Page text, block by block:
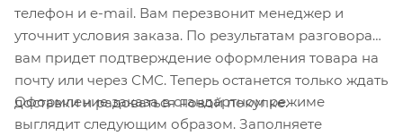
телефон и e-mail. Вам перезвонит менеджер и
уточнит условия заказа. По результатам разговора
вам придет подтверждение оформления товара на
почту или через СМС. Теперь останется только ждать
доставки и радоваться новой покупке.
Оформление заказа в стандартном режиме
выглядит следующим образом. Заполняете